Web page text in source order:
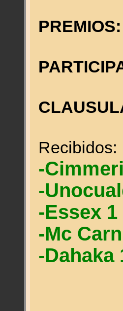
PREMIOS:
Recibidos:
-
-
-Essex 1
-Mc
-Dahaka